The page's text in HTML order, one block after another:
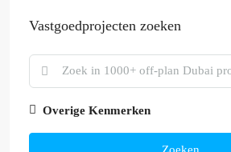
Vastgoedprojecten zoeken
Overige Kenmerken
Zoeken